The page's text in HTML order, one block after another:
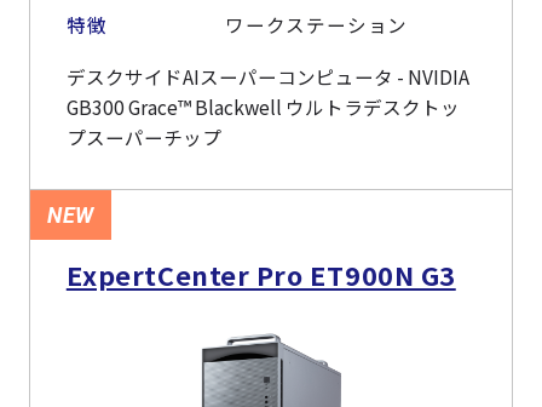
特徴
ワークステーション
デスクサイドAIスーパーコンピュータ - NVIDIA
GB300 Grace™ Blackwell ウルトラデスクトッ
プスーパーチップ
NEW
ExpertCenter Pro ET900N G3